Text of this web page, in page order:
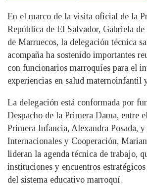
En el marco de la visita oficial de la
República de El Salvador, Gabriela
de Marruecos, la delegación técnica
acompaña ha sostenido importantes
con funcionarios marroquíes para el
experiencias en salud maternoinfantil
La delegación está conformada por
Despacho de la Primera Dama, entre
Primera Infancia, Alexandra Posada,
Internacionales y Cooperación,
lideran la agenda técnica de trabajo,
instituciones y encuentros
del sistema educativo marroquí.